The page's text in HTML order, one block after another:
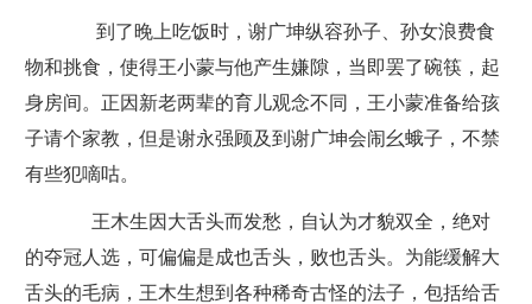
到了晚上吃饭时，谢广坤纵容孙子、孙女浪费食
物和挑食，使得王小蒙与他产生嫌隙，当即罢了碗筷，起
身房间。正因新老两辈的育儿观念不同，王小蒙准备给孩
子请个家教，但是谢永强顾及到谢广坤会闹幺蛾子，不禁
有些犯嘀咕。
王木生因大舌头而发愁，自认为才貌双全，绝对
的夺冠人选，可偏偏是成也舌头，败也舌头。为能缓解大
舌头的毛病，王木生想到各种稀奇古怪的法子，包括给舌